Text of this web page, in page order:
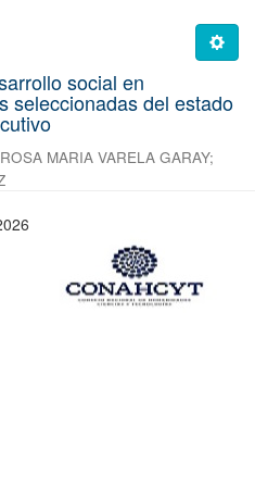
social en
seleccionadas del estado
ROSA MARIA VARELA GARAY;